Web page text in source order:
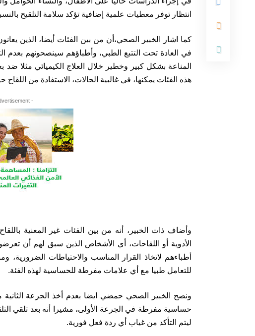
انتظار توفر معطيات علمية إضافية تؤكد سلامة التلقيح
كما اشار الخبير الصحي،أن من بين الفئات أيضا، الذين
في العادة تحت التتبع الطبي، وأطباؤهم سينصحونهم بعدم
المناعة بشكل كبير وخطير خلال العلاج الكيميائي مثلا
هذه الفئات يمكنها، في غالبية الحالات، الاستفادة من
- Advertisement -
وأضاف ذات الخبير، أنه من بين الفئات غير المعنية
الأدوية أو اللقاحات، أي الأشخاص الذين سبق لهم أن
للتعامل طبيا مع أي علامات مفرطة للحساسية لهذه الفئة.
ونصح الخبير الصحي حمضي ايضا بعدم أخذ الجرعة
ليتم التأكد من غياب أي ردة فعل فورية.